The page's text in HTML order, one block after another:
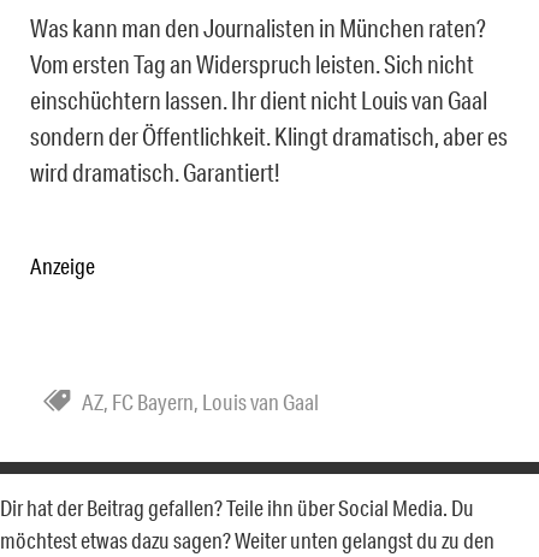
Was kann man den Journalisten in München raten?
Vom ersten Tag an Widerspruch leisten. Sich nicht
einschüchtern lassen. Ihr dient nicht Louis van Gaal
sondern der Öffentlichkeit. Klingt dramatisch, aber es
wird dramatisch. Garantiert!
Anzeige
AZ, FC Bayern, Louis van Gaal
Dir hat der Beitrag gefallen? Teile ihn über Social Media. Du
möchtest etwas dazu sagen? Weiter unten gelangst du zu den